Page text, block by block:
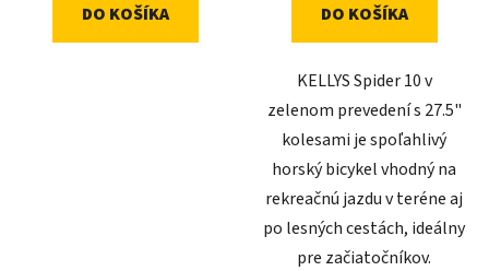
DO KOŠÍKA DO KOŠÍKA
KELLYS Spider 10 v
zelenom prevedení s 27.5"
kolesami je spoľahlivý
horský bicykel vhodný na
rekreačnú jazdu v teréne aj
po lesných cestách, ideálny
pre začiatočníkov.